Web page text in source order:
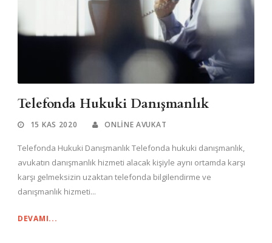
Telefonda Hukuki Danışmanlık
15 KAS 2020 ONLINE AVUKAT
Telefonda Hukuki Danışmanlık Telefonda hukuki danışmanlık,
avukatın danışmanlık hizmeti alacak kişiyle aynı ortamda karşı
karşı gelmeksizin uzaktan telefonda bilgilendirme ve
danışmanlık hizmeti...
DEVAMI...